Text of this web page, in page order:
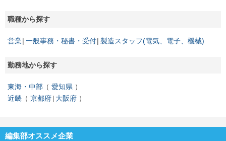
職種から探す
営業 一般事務・秘書・受付 製造スタッフ(電気、電子、機械)
勤務地から探す
東海・中部
愛知県
近畿
京都府 大阪府
編集部オススメ企業